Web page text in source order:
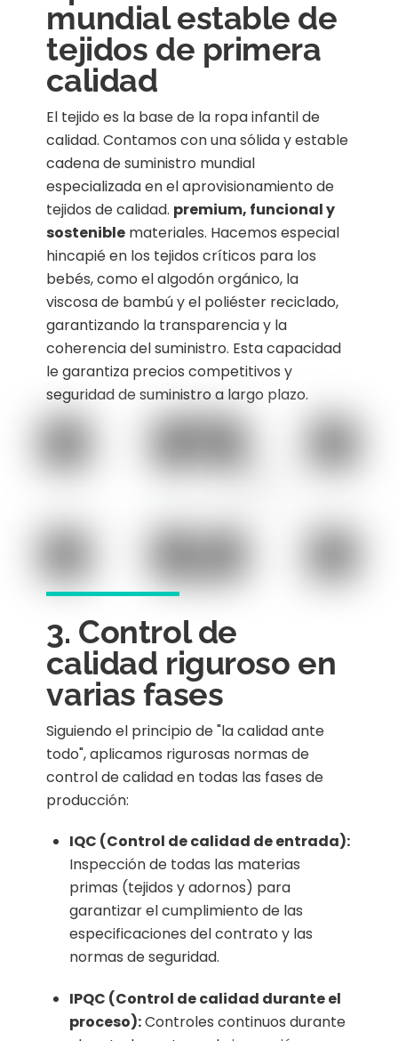
mundial estable de
tejidos de primera
calidad
El tejido es la base de la ropa infantil de
calidad. Contamos con una sólida y estable
cadena de suministro mundial
especializada en el aprovisionamiento de
tejidos de calidad. premium, funcional y
sostenible materiales. Hacemos especial
hincapié en los tejidos críticos para los
bebés, como el algodón orgánico, la
viscosa de bambú y el poliéster reciclado,
garantizando la transparencia y la
coherencia del suministro. Esta capacidad
le garantiza precios competitivos y
seguridad de suministro a largo plazo.
3. Control de
calidad riguroso en
varias fases
Siguiendo el principio de "la calidad ante
todo", aplicamos rigurosas normas de
control de calidad en todas las fases de
producción:
IQC (Control de calidad de entrada):
Inspección de todas las materias
primas (tejidos y adornos) para
garantizar el cumplimiento de las
especificaciones del contrato y las
normas de seguridad.
IPQC (Control de calidad durante el
proceso):Controles continuos durante